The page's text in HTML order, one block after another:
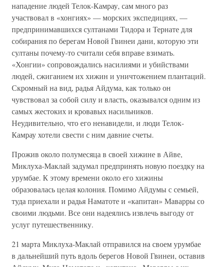
нападение людей Телок-Камрау, сам много раз
участвовал в «хонгиях» — морских экспедициях, —
предпринимавшихся султанами Тидора и Тернате для
собирания по берегам Новой Гвинеи дани, которую эти
султаны почему-то считали себя вправе взимать.
«Хонгии» сопровождались насилиями и убийствами
людей, сжиганием их хижин и уничтожением плантаций.
Скромный на вид, радья Айдума, как только он
чувствовал за собой силу и власть, оказывался одним из
самых жестоких и кровавых насильников.
Неудивительно, что его ненавидели, и люди Телок-
Камрау хотели свести с ним давние счеты.
Прожив около полумесяца в своей хижине в Айве,
Миклуха-Маклай задумал предпринять новую поездку на
урумбае. К этому времени около его хижины
образовалась целая колония. Помимо Айдумы с семьей,
туда приехали и радья Наматоте и «капитан» Маварры со
своими людьми. Все они надеялись извлечь выгоду от
услуг путешественнику.
21 марта Миклуха-Маклай отправился на своем урумбае
в дальнейший путь вдоль берегов Новой Гвинеи, оставив